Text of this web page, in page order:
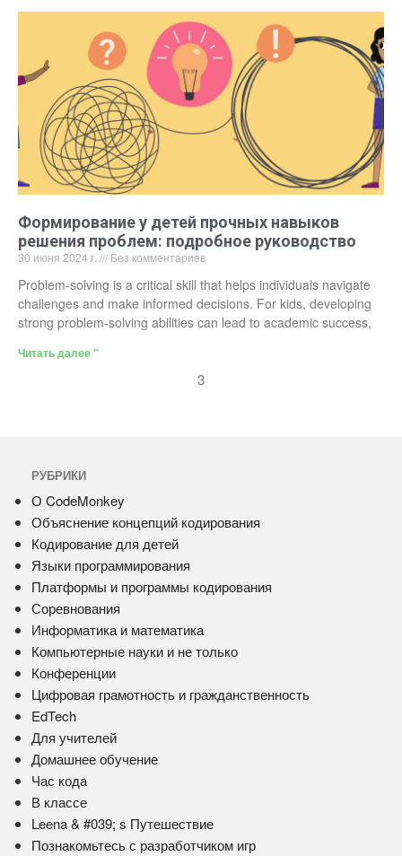
Формирование у детей прочных навыков
решения проблем: подробное руководство
30 июня 2024 г. Без комментариев
Problem-solving is a critical skill that helps individuals navigate
challenges and make informed decisions. For kids, developing
strong problem-solving abilities can lead to academic success,
Читать далее "
3
РУБРИКИ
О CodeMonkey
Объяснение концепций кодирования
Кодирование для детей
Языки программирования
Платформы и программы кодирования
Соревнования
Информатика и математика
Компьютерные науки и не только
Конференции
Цифровая грамотность и гражданственность
EdTech
Для учителей
Домашнее обучение
Час кода
В классе
Leena & #039; s Путешествие
Познакомьтесь с разработчиком игр